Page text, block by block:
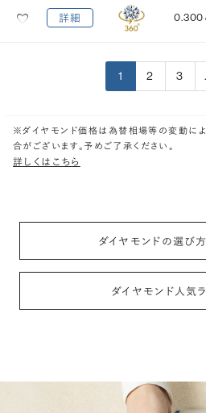
詳細 0.300
1 2 3
※ダイヤモンド価格は為替相場等の変動に
合がございます。予めご了承ください。
詳しくはこちら
ダイヤモンドの選び
ダイヤモンド人気